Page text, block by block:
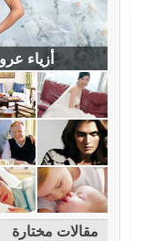
أزياء عروس
مقالات مختارة